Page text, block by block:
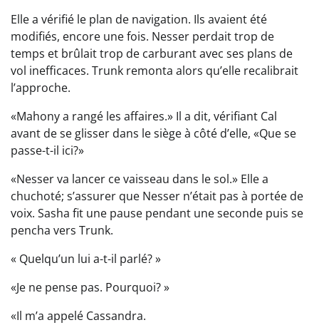
Elle a vérifié le plan de navigation. Ils avaient été
modifiés, encore une fois. Nesser perdait trop de
temps et brûlait trop de carburant avec ses plans de
vol inefficaces. Trunk remonta alors qu’elle recalibrait
l’approche.
«Mahony a rangé les affaires.» Il a dit, vérifiant Cal
avant de se glisser dans le siège à côté d’elle, «Que se
passe-t-il ici?»
«Nesser va lancer ce vaisseau dans le sol.» Elle a
chuchoté; s’assurer que Nesser n’était pas à portée de
voix. Sasha fit une pause pendant une seconde puis se
pencha vers Trunk.
« Quelqu’un lui a-t-il parlé? »
«Je ne pense pas. Pourquoi? »
«Il m’a appelé Cassandra.